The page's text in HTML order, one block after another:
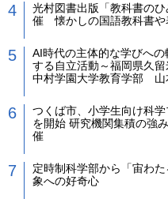
光村図書出版「教科書の
催 懐かしの国語教科書や
AI時代の主体的な学びへ
する自立活動～福岡県久留
中村学園大学教育学部 山
つくば市、小学生向け科学
を開始 研究機関集積の強
催
定時制科学部から「宙わ
象への好奇心